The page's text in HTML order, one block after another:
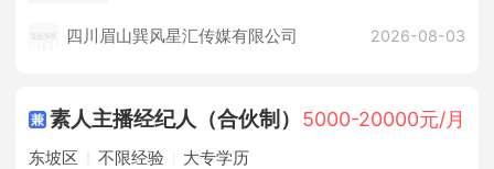
四川眉山巽风星汇传媒有限公司 2026-08-03
素人主播经纪人（合伙制） 5000-20000元/月
东坡区 不限经验 大专学历